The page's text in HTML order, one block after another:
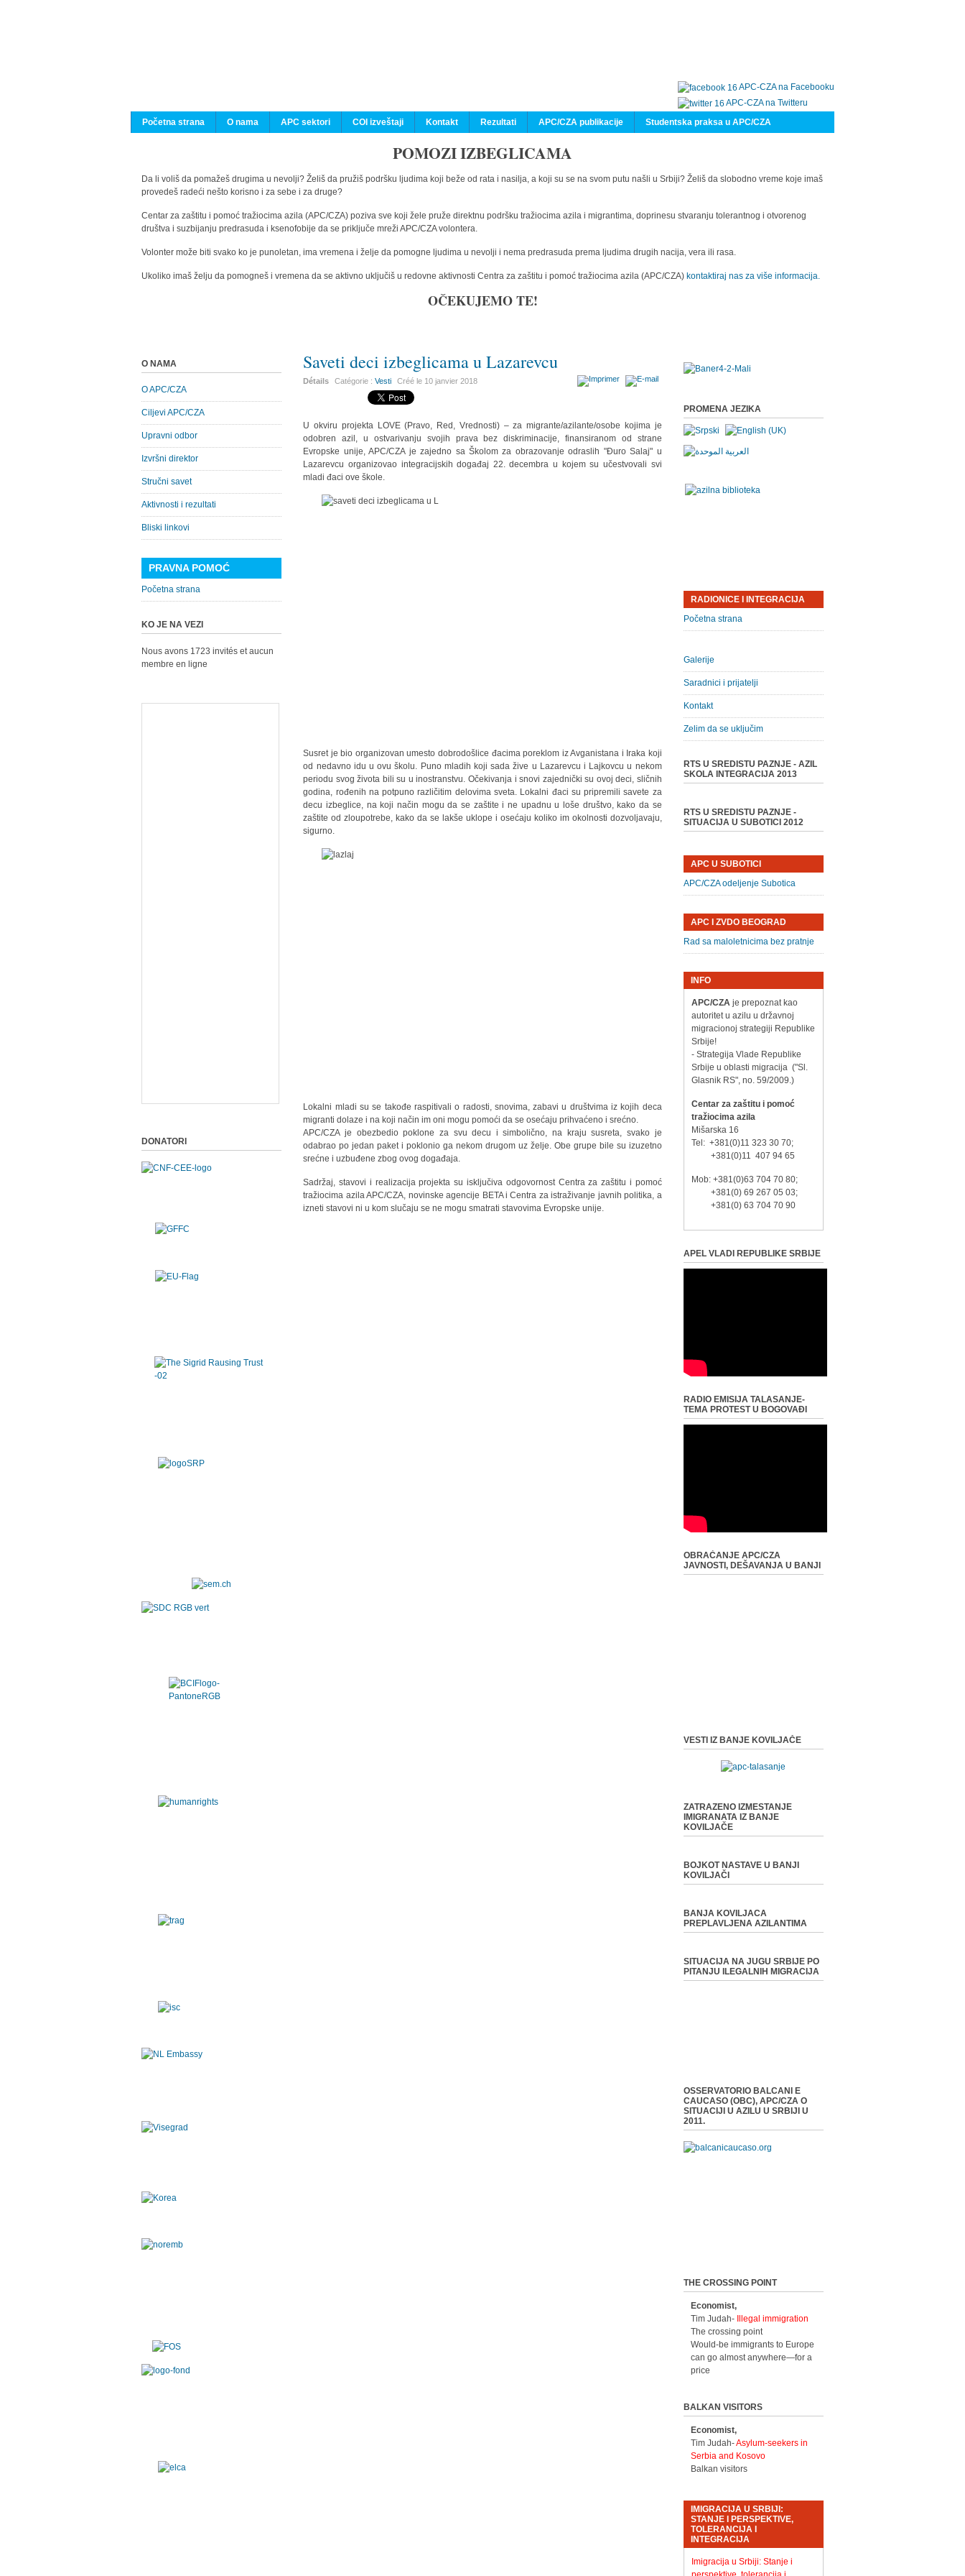
APC-CZA na Facebooku
APC-CZA na Twitteru
Početna strana
O nama APC sektori COI izveštaji Kontakt Rezultati APC/CZA publikacije Studentska praksa u APC/CZA
POMOZI IZBEGLICAMA
Da li voliš da pomažeš drugima u nevolji? Želiš da pružiš podršku ljudima koji beže od rata i nasilja, a koji su se na svom putu našli u Srbiji? Želiš da slobodno vreme koje imaš
provedeš radeći nešto korisno i za sebe i za druge?
Centar za zaštitu i pomoć tražiocima azila (APC/CZA) poziva sve koji žele pruže direktnu podršku tražiocima azila i migrantima, doprinesu stvaranju tolerantnog i otvorenog
društva i suzbijanju predrasuda i ksenofobije da se priključe mreži APC/CZA volontera.
Volonter može biti svako ko je punoletan, ima vremena i želje da pomogne ljudima u nevolji i nema predrasuda prema ljudima drugih nacija, vera ili rasa.
Ukoliko imaš želju da pomogneš i vremena da se aktivno uključiš u redovne aktivnosti Centra za zaštitu i pomoć tražiocima azila (APC/CZA) kontaktiraj nas za više informacija.
OČEKUJEMO TE!
Saveti deci izbeglicama u Lazarevcu
Détails Catégorie :Vesti Créé le 10 janvier 2018
U okviru projekta LOVE (Pravo, Red, Vrednosti) – za migrante/azilante/osobe kojima je
odobren azil, u ostvarivanju svojih prava bez diskriminacije, finansiranom od strane
Evropske unije, APC/CZA je zajedno sa Školom za obrazovanje odraslih "Đuro Salaj" u
Lazarevcu organizovao integracijskih događaj 22. decembra u kojem su učestvovali svi
mladi đaci ove škole.
Susret je bio organizovan umesto dobrodošlice đacima poreklom iz Avganistana i Iraka koji
od nedavno idu u ovu školu. Puno mladih koji sada žive u Lazarevcu i Lajkovcu u nekom
periodu svog života bili su u inostranstvu. Očekivanja i snovi zajednički su ovoj deci, sličnih
godina, rođenih na potpuno različitim delovima sveta. Lokalni đaci su pripremili savete za
decu izbeglice, na koji način mogu da se zaštite i ne upadnu u loše društvo, kako da se
zaštite od zloupotrebe, kako da se lakše uklope i osećaju koliko im okolnosti dozvoljavaju,
sigurno.
Lokalni mladi su se takođe raspitivali o radosti, snovima, zabavi u društvima iz kojih deca
migranti dolaze i na koji način im oni mogu pomoći da se osećaju prihvaćeno i srećno.
APC/CZA je obezbedio poklone za svu decu i simbolično, na kraju susreta, svako je
odabrao po jedan paket i poklonio ga nekom drugom uz želje. Obe grupe bile su izuzetno
srećne i uzbuđene zbog ovog događaja.
Sadržaj, stavovi i realizacija projekta su isključiva odgovornost Centra za zaštitu i pomoć
tražiocima azila APC/CZA, novinske agencije BETA i Centra za istraživanje javnih politika, a
izneti stavovi ni u kom slučaju se ne mogu smatrati stavovima Evropske unije.
O NAMA
O APC/CZA
Ciljevi APC/CZA
Upravni odbor
Izvršni direktor
Stručni savet
Aktivnosti i rezultati
Bliski linkovi
PRAVNA POMOĆ
Početna strana
KO JE NA VEZI
Nous avons 1723 invités et aucun
membre en ligne
DONATORI
PROMENA JEZIKA
RADIONICE I INTEGRACIJA
Početna strana
Galerije
Saradnici i prijatelji
Kontakt
Zelim da se uključim
RTS U SREDISTU PAZNJE - AZIL
SKOLA INTEGRACIJA 2013
RTS U SREDISTU PAZNJE -
SITUACIJA U SUBOTICI 2012
APC U SUBOTICI
APC/CZA odeljenje Subotica
APC I ZVDO BEOGRAD
Rad sa maloletnicima bez pratnje
INFO
APC/CZAje prepoznat kao
autoritet u azilu u državnoj
migracionoj strategiji Republike
Srbije!
- Strategija Vlade Republike
Srbije u oblasti migracija ("Sl.
Glasnik RS", no. 59/2009.)
Centar za zaštitu i pomoć
tražiocima azila
Mišarska 16
Tel: +381(0)11 323 30 70;
+381(0)11 407 94 65
Mob: +381(0)63 704 70 80;
+381(0) 69 267 05 03;
+381(0) 63 704 70 90
APEL VLADI REPUBLIKE SRBIJE
RADIO EMISIJA TALASANJE-
TEMA PROTEST U BOGOVAĐI
OBRAĆANJE APC/CZA
JAVNOSTI, DEŠAVANJA U BANJI
VESTI IZ BANJE KOVILJAČE
ZATRAZENO IZMESTANJE
IMIGRANATA IZ BANJE
KOVILJAČE
BOJKOT NASTAVE U BANJI
KOVILJAČI
BANJA KOVILJACA
PREPLAVLJENA AZILANTIMA
SITUACIJA NA JUGU SRBIJE PO
PITANJU ILEGALNIH MIGRACIJA
OSSERVATORIO BALCANI E
CAUCASO (OBC), APC/CZA O
SITUACIJI U AZILU U SRBIJI U
2011.
THE CROSSING POINT
Economist,
Tim Judah-
Illegal immigration
The crossing point
Would-be immigrants to Europe
can go almost anywhere—for a
price
BALKAN VISITORS
Economist,
Tim Judah-Asylum-seekers in
Serbia and Kosovo
Balkan visitors
IMIGRACIJA U SRBIJI:
STANJE I PERSPEKTIVE,
TOLERANCIJA I
INTEGRACIJA
Imigracija u Srbiji: Stanje i